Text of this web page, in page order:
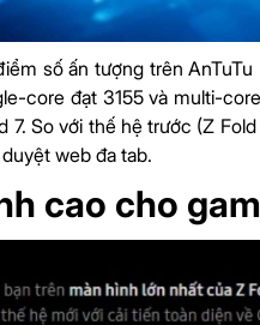
số ấn tượng trên
core đạt 3155 và multi-
So với thế hệ trước (Z
web đa tab.
cao cho